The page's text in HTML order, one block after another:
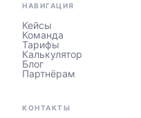
НАВИГАЦИЯ
Кейсы
Команда
Тарифы
Калькулятор
Блог
Партнёрам
КОНТАКТЫ